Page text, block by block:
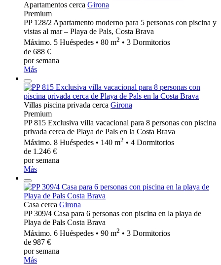
Apartamentos cerca Girona
Premium
PP 128/2 Apartamento moderno para 5 personas con piscina y
vistas al mar – Playa de Pals, Costa Brava
Máximo. 5 Huéspedes • 80 m2 • 3 Dormitorios
de 688 €
por semana
Más
Villas piscina privada cerca Girona
Premium
PP 815 Exclusiva villa vacacional para 8 personas con piscina
privada cerca de Playa de Pals en la Costa Brava
Máximo. 8 Huéspedes • 140 m2 • 4 Dormitorios
de 1.246 €
por semana
Más
Casa cerca Girona
PP 309/4 Casa para 6 personas con piscina en la playa de
Playa de Pals Costa Brava
Máximo. 6 Huéspedes • 90 m2 • 3 Dormitorios
de 987 €
por semana
Más